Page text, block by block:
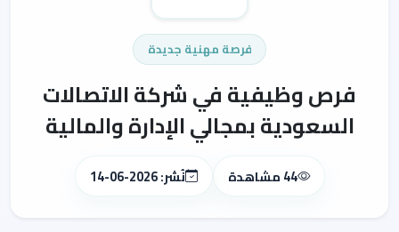
فرصة مهنية جديدة
فرص وظيفية في شركة الاتصالات
السعودية بمجالي الإدارة والمالية
44 مشاهدة نُشر: 2026-06-14